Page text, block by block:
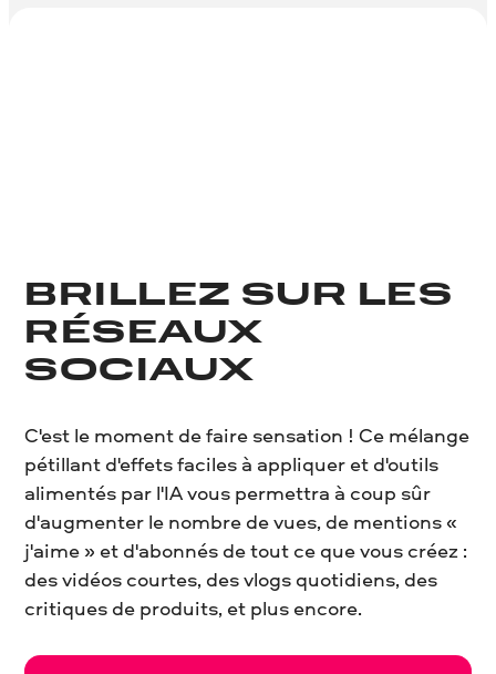
BRILLEZ SUR LES
RÉSEAUX
SOCIAUX
C'est le moment de faire sensation ! Ce mélange
pétillant d'effets faciles à appliquer et d'outils
alimentés par l'IA vous permettra à coup sûr
d'augmenter le nombre de vues, de mentions «
j'aime » et d'abonnés de tout ce que vous créez :
des vidéos courtes, des vlogs quotidiens, des
critiques de produits, et plus encore.